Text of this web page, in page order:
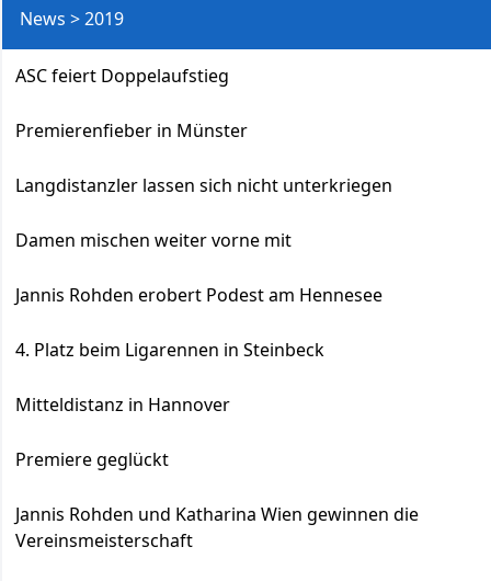
News > 2019
ASC feiert Doppelaufstieg
Premierenfieber in Münster
Langdistanzler lassen sich nicht unterkriegen
Damen mischen weiter vorne mit
Jannis Rohden erobert Podest am Hennesee
4. Platz beim Ligarennen in Steinbeck
Mitteldistanz in Hannover
Premiere geglückt
Jannis Rohden und Katharina Wien gewinnen die
Vereinsmeisterschaft